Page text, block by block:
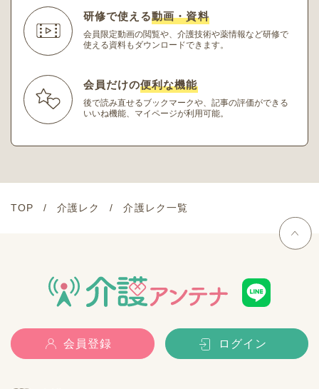
研修で使える動画・資料
会員限定動画の閲覧や、介護技術や薬情報など研修で
使える資料もダウンロードできます。
会員だけの便利な機能
後で読み直せるブックマークや、記事の評価ができる
いいね機能、マイページが利用可能。
TOP 介護レク 介護レク一覧
会員登録 ログイン